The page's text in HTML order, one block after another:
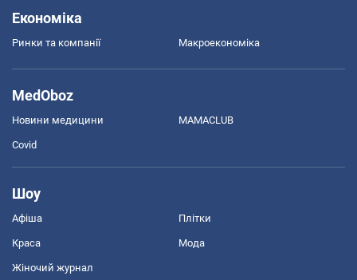
Економіка
Ринки та компанії Макроекономіка
MedOboz
Новини медицини MAMACLUB
Covid
Шоу
Афіша Плітки
Краса Мода
Жіночий журнал